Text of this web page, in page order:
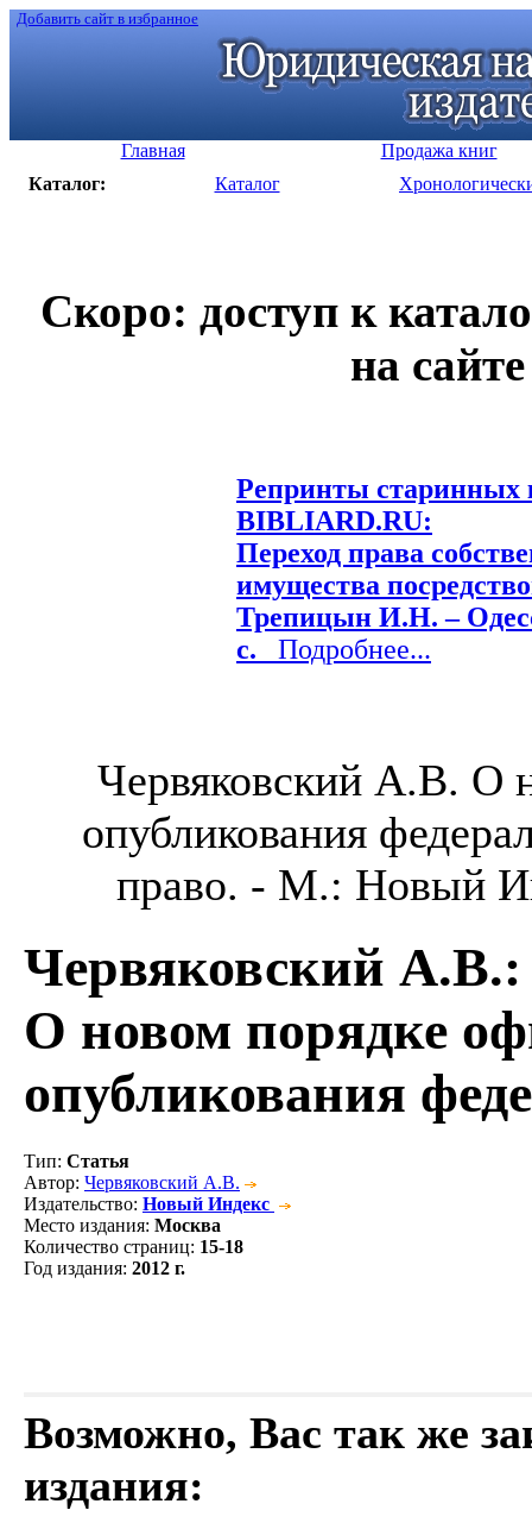
Добавить сайт в избранное
Главная
Продажа книг
Каталог:
Каталог
Скоро: доступ к
на
Репринты старинных
BIBLIARD.RU:
Переход права
имущества
Трепицын И.Н. –
с. Подробнее...
Червяковский А.В. О
опубликования
право. - М.: Новый
Червяковский А.В.:
О новом порядке
опубликования
Тип: Статья
Автор: Червяковский А.В.
Издательство: Новый Индекс
Место издания: Москва
Количество страниц: 15-18
Год издания: 2012 г.
Возможно, Вас так же
издания: